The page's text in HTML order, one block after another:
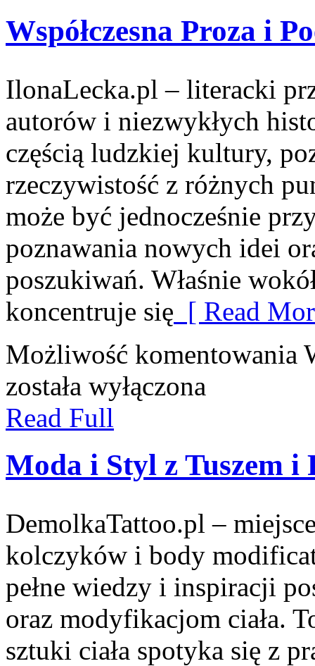
Współczesna Proza i
IlonaLecka.pl – literacki
autorów i niezwykłych
częścią ludzkiej kultury,
rzeczywistość z różnych
może być jednocześnie
poznawania nowych idei
poszukiwań. Właśnie
koncentruje się [ Read
Możliwość komentowania
została wyłączona
Read Full
Moda i Styl z Tuszem i
DemolkaTattoo.pl –
kolczyków i body
pełne wiedzy i inspiracji
oraz modyfikacjom ciała.
sztuki ciała spotyka się z